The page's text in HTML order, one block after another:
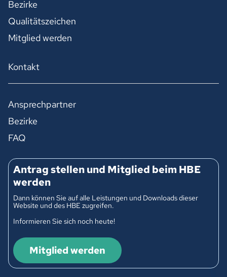
Bezirke
Qualitätszeichen
Mitglied werden
Kontakt
Ansprechpartner
Bezirke
FAQ
Antrag stellen und Mitglied beim HBE
werden
Dann können Sie auf alle Leistungen und Downloads dieser
Website und des HBE zugreifen.
Informieren Sie sich noch heute!
Mitglied werden